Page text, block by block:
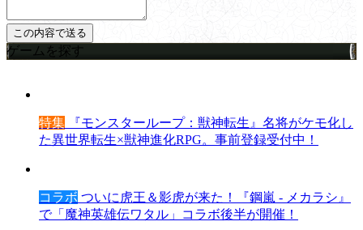
ゲームを探す
特集 『モンスターループ：獣神転生』名将がケモ化し
た異世界転生×獣神進化RPG。事前登録受付中！
コラボ ついに虎王＆影虎が来た！『鋼嵐 - メカラシ』
で「魔神英雄伝ワタル」コラボ後半が開催！